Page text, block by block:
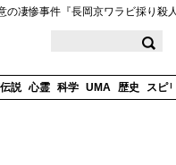
の凄惨事件『長岡京ワラビ採り殺
説 心霊 科学 UMA 歴史 スピ